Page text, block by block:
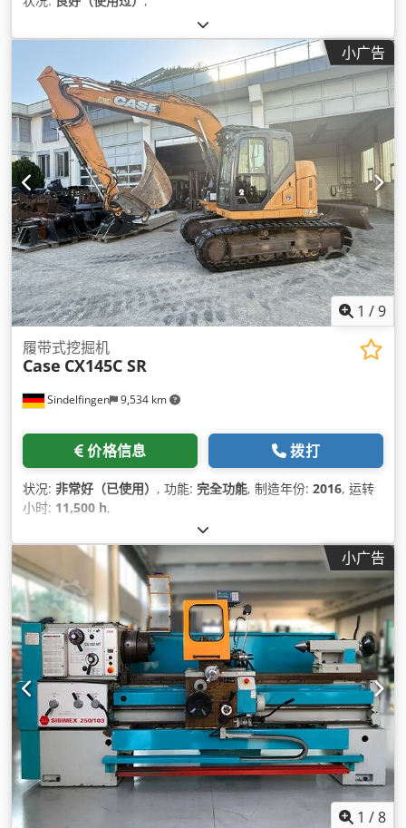
小广告
1 /9
Sindelfingen 9,534 km
履带式挖掘机
Case CX145C SR
价格信息 拨打
状况: 非常好（已使用） , 功能: 完全功能, 制造年份: 2016, 运转
小时: 11,500 h,
小广告
1 /8